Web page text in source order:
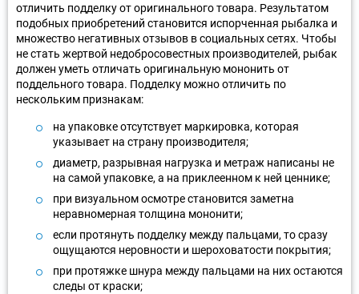
отличить подделку от оригинального товара. Результатом
подобных приобретений становится испорченная рыбалка и
множество негативных отзывов в социальных сетях. Чтобы
не стать жертвой недобросовестных производителей, рыбак
должен уметь отличать оригинальную мононить от
поддельного товара. Подделку можно отличить по
нескольким признакам:
на упаковке отсутствует маркировка, которая
указывает на страну производителя;
диаметр, разрывная нагрузка и метраж написаны не
на самой упаковке, а на приклеенном к ней ценнике;
при визуальном осмотре становится заметна
неравномерная толщина мононити;
если протянуть подделку между пальцами, то сразу
ощущаются неровности и шероховатости покрытия;
при протяжке шнура между пальцами на них остаются
следы от краски;